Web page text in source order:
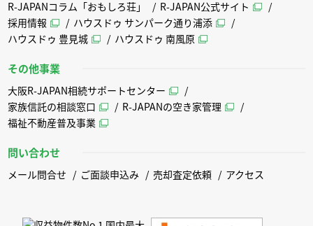
R-JAPANコラム「おもしろ荘」
R-JAPAN公式サイト
採用情報
ハウスドゥ サンパーク通り浦添
ハウスドゥ 豊見城
ハウスドゥ 南風原
その他事業
大阪R-JAPAN相続サポートセンター
家族信託の相談窓口
R-JAPANの空き家管理
福祉不動産普及事業
問い合わせ
メール問合せ ご面談申込み 売却査定依頼 アクセス